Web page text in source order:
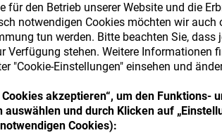
für den Betrieb unserer Website und die
notwendigen Cookies möchten wir
tun werden. Bitte beachten Sie,
Verfügung stehen. Weitere Informationen
"Cookie-Einstellungen" einsehen und
akzeptieren“, um den
und durch Klicken auf
Cookies):
to access your accounts